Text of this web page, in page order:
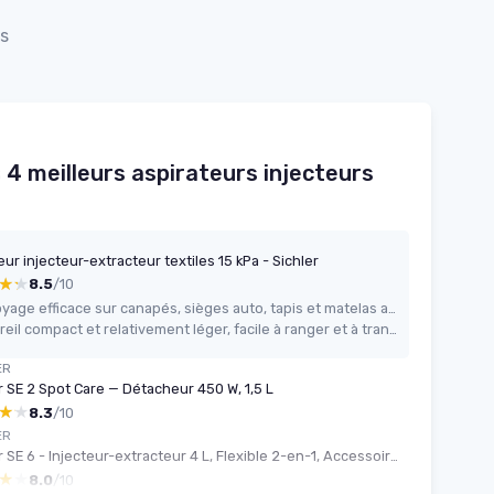
4 meilleurs aspirateurs injecteurs
injecteur-extracteur textiles 15 kPa - Sichler
8.5/10
SE 2 Spot Care — Détacheur 450 W, 1,5 L
8.3/10
Kärcher SE 6 - Injecteur-extracteur 4 L, Flexible 2-en-1, Accessoires inclus
8.0 /10